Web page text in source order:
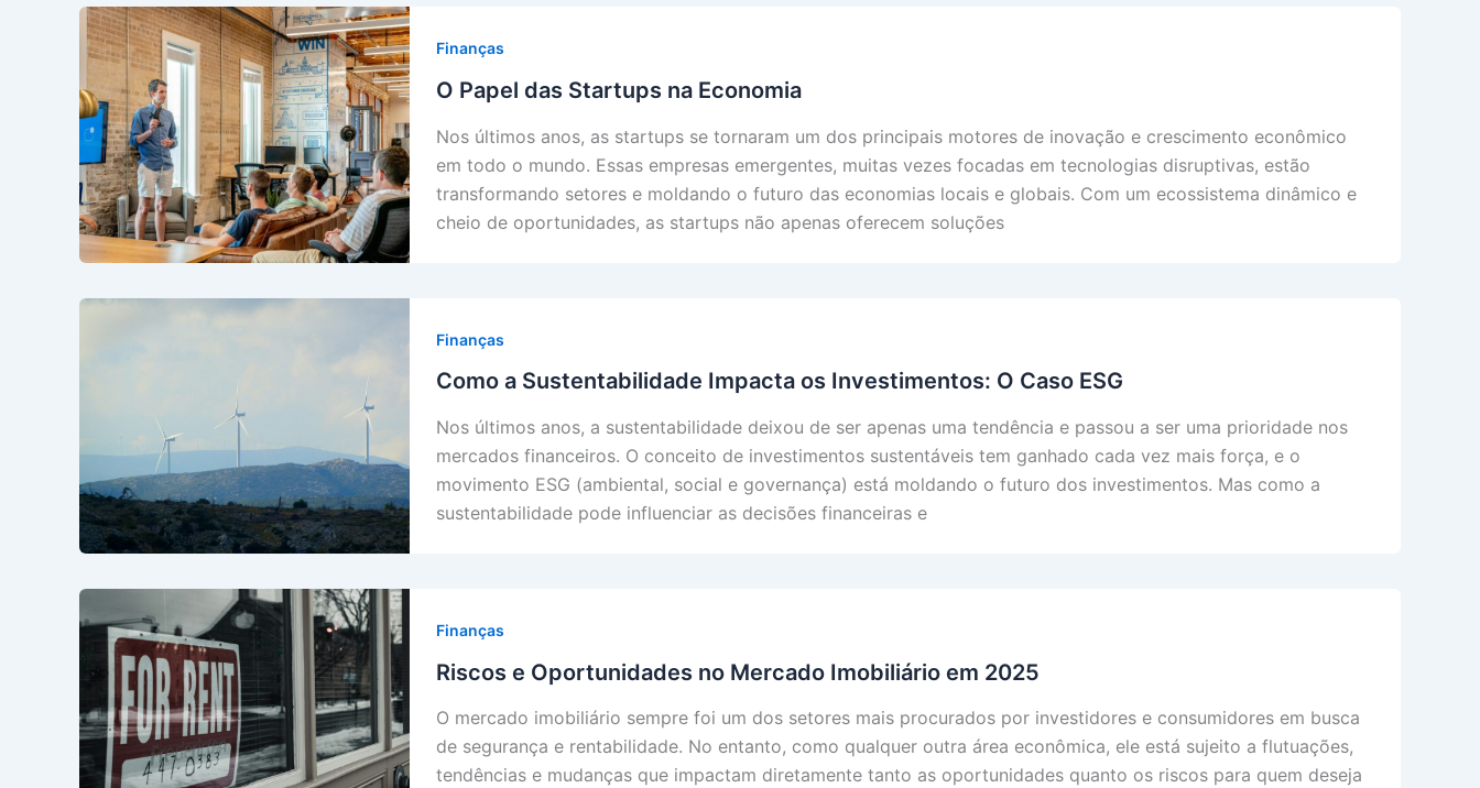
Finanças
O Papel das Startups na Economia
Nos últimos anos, as startups se tornaram um dos principais motores de inovação e crescimento econômico
em todo o mundo. Essas empresas emergentes, muitas vezes focadas em tecnologias disruptivas, estão
transformando setores e moldando o futuro das economias locais e globais. Com um ecossistema dinâmico e
cheio de oportunidades, as startups não apenas oferecem soluções
Finanças
Como a Sustentabilidade Impacta os Investimentos: O Caso ESG
Nos últimos anos, a sustentabilidade deixou de ser apenas uma tendência e passou a ser uma prioridade nos
mercados financeiros. O conceito de investimentos sustentáveis tem ganhado cada vez mais força, e o
movimento ESG (ambiental, social e governança) está moldando o futuro dos investimentos. Mas como a
sustentabilidade pode influenciar as decisões financeiras e
Finanças
Riscos e Oportunidades no Mercado Imobiliário em 2025
O mercado imobiliário sempre foi um dos setores mais procurados por investidores e consumidores em busca
de segurança e rentabilidade. No entanto, como qualquer outra área econômica, ele está sujeito a flutuações,
tendências e mudanças que impactam diretamente tanto as oportunidades quanto os riscos para quem deseja